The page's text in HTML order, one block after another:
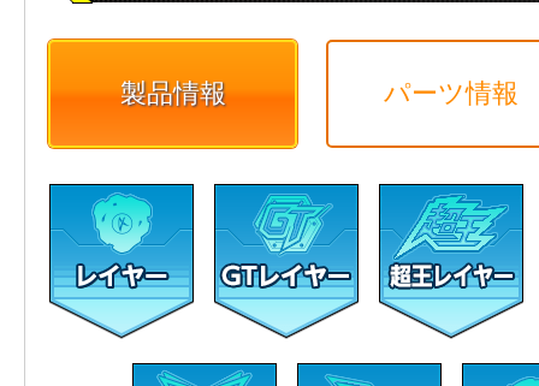
製品情報 パーツ情報